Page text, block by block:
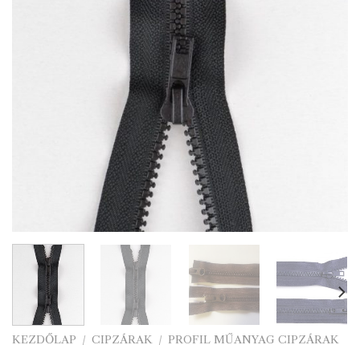
KEZDŐLAP / CIPZÁRAK / PROFIL MŰANYAG CIPZÁRAK